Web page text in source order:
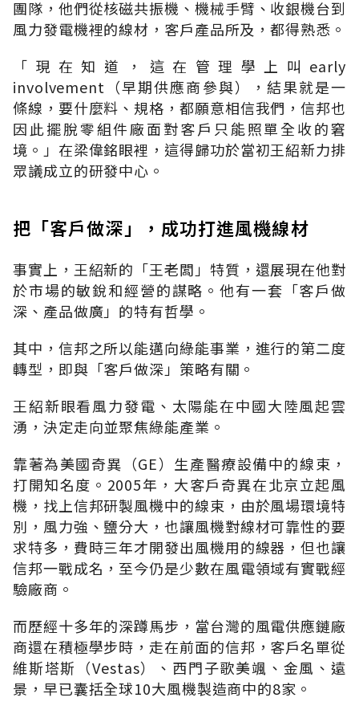
團隊，他們從核磁共振機、機械手臂、收銀機台到
風力發電機裡的線材，客戶產品所及，都得熟悉。
「現在知道，這在管理學上叫early
involvement（早期供應商參與），結果就是一
條線，要什麼料、規格，都願意相信我們，信邦也
因此擺脫零組件廠面對客戶只能照單全收的窘
境。」在梁偉銘眼裡，這得歸功於當初王紹新力排
眾議成立的研發中心。
把「客戶做深」，成功打進風機線材
事實上，王紹新的「王老闆」特質，還展現在他對
於市場的敏銳和經營的謀略。他有一套「客戶做
深、產品做廣」的特有哲學。
其中，信邦之所以能邁向綠能事業，進行的第二度
轉型，即與「客戶做深」策略有關。
王紹新眼看風力發電、太陽能在中國大陸風起雲
湧，決定走向並聚焦綠能產業。
靠著為美國奇異（GE）生產醫療設備中的線束，
打開知名度。2005年，大客戶奇異在北京立起風
機，找上信邦研製風機中的線束，由於風場環境特
別，風力強、鹽分大，也讓風機對線材可靠性的要
求特多，費時三年才開發出風機用的線器，但也讓
信邦一戰成名，至今仍是少數在風電領域有實戰經
驗廠商。
而歷經十多年的深蹲馬步，當台灣的風電供應鏈廠
商還在積極學步時，走在前面的信邦，客戶名單從
維斯塔斯（Vestas）、西門子歌美颯、金風、遠
景，早已囊括全球10大風機製造商中的8家。